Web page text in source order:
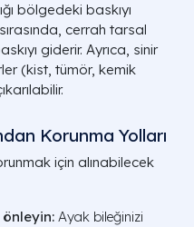
bölgedeki baskıyı
cerrah tarsal
giderir. Ayrıca, sinir
(kist, tümör, kemik
Korunma Yolları
için alınabilecek
Ayak bileğinizi